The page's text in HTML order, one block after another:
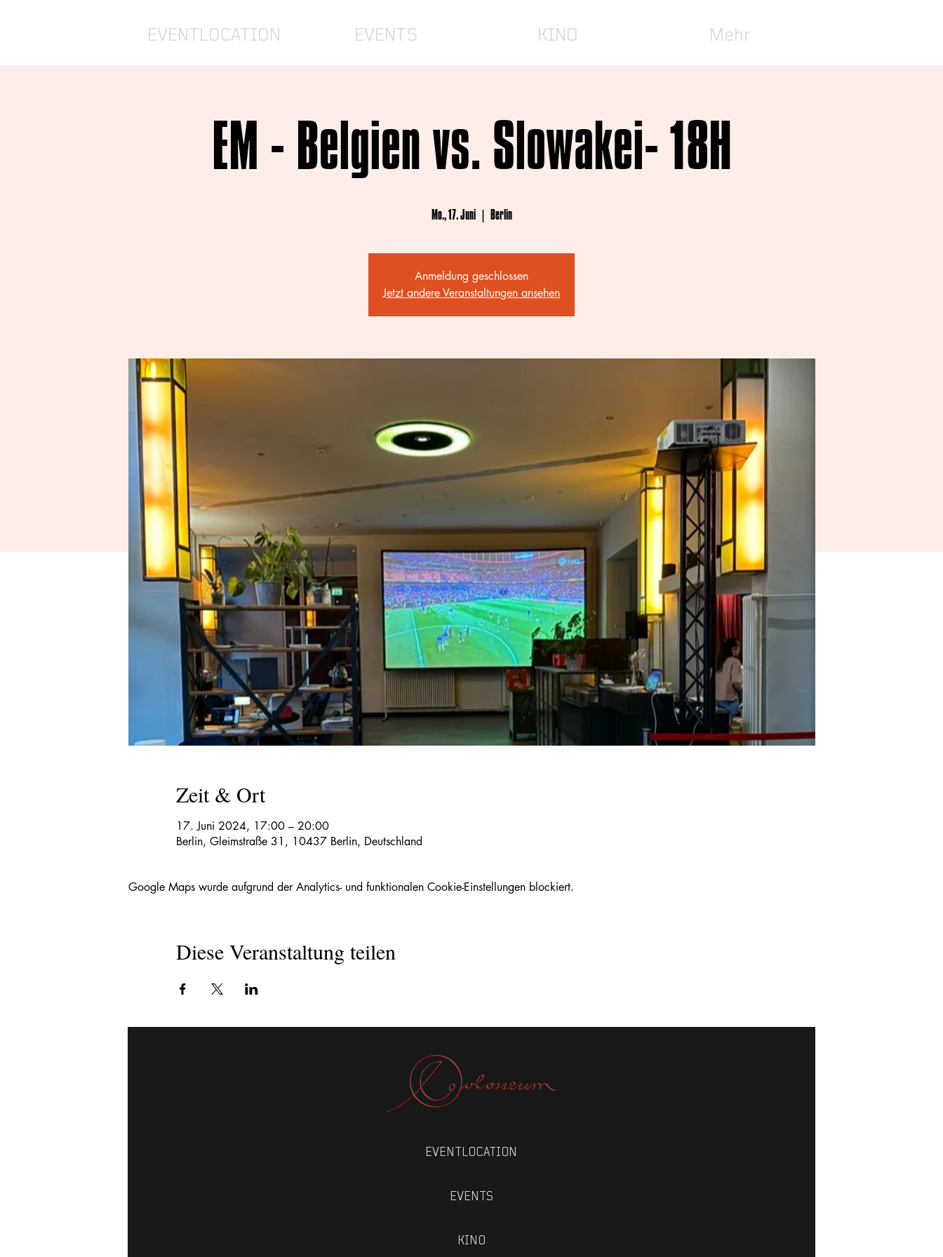
EVENTLOCATION EVENTS KINO Mehr
EM - Belgien vs. Slowakei- 18H
Mo., 17. Juni
  |
Berlin
Anmeldung geschlossen
Jetzt andere Veranstaltungen ansehen
Zeit & Ort
17. Juni 2024, 17:00 – 20:00
Berlin, Gleimstraße 31, 10437 Berlin, Deutschland
Google Maps wurde aufgrund der Analytics- und funktionalen Cookie-Einstellungen blockiert.
Diese Veranstaltung teilen
EVENTLOCATION
EVENTS
KINO